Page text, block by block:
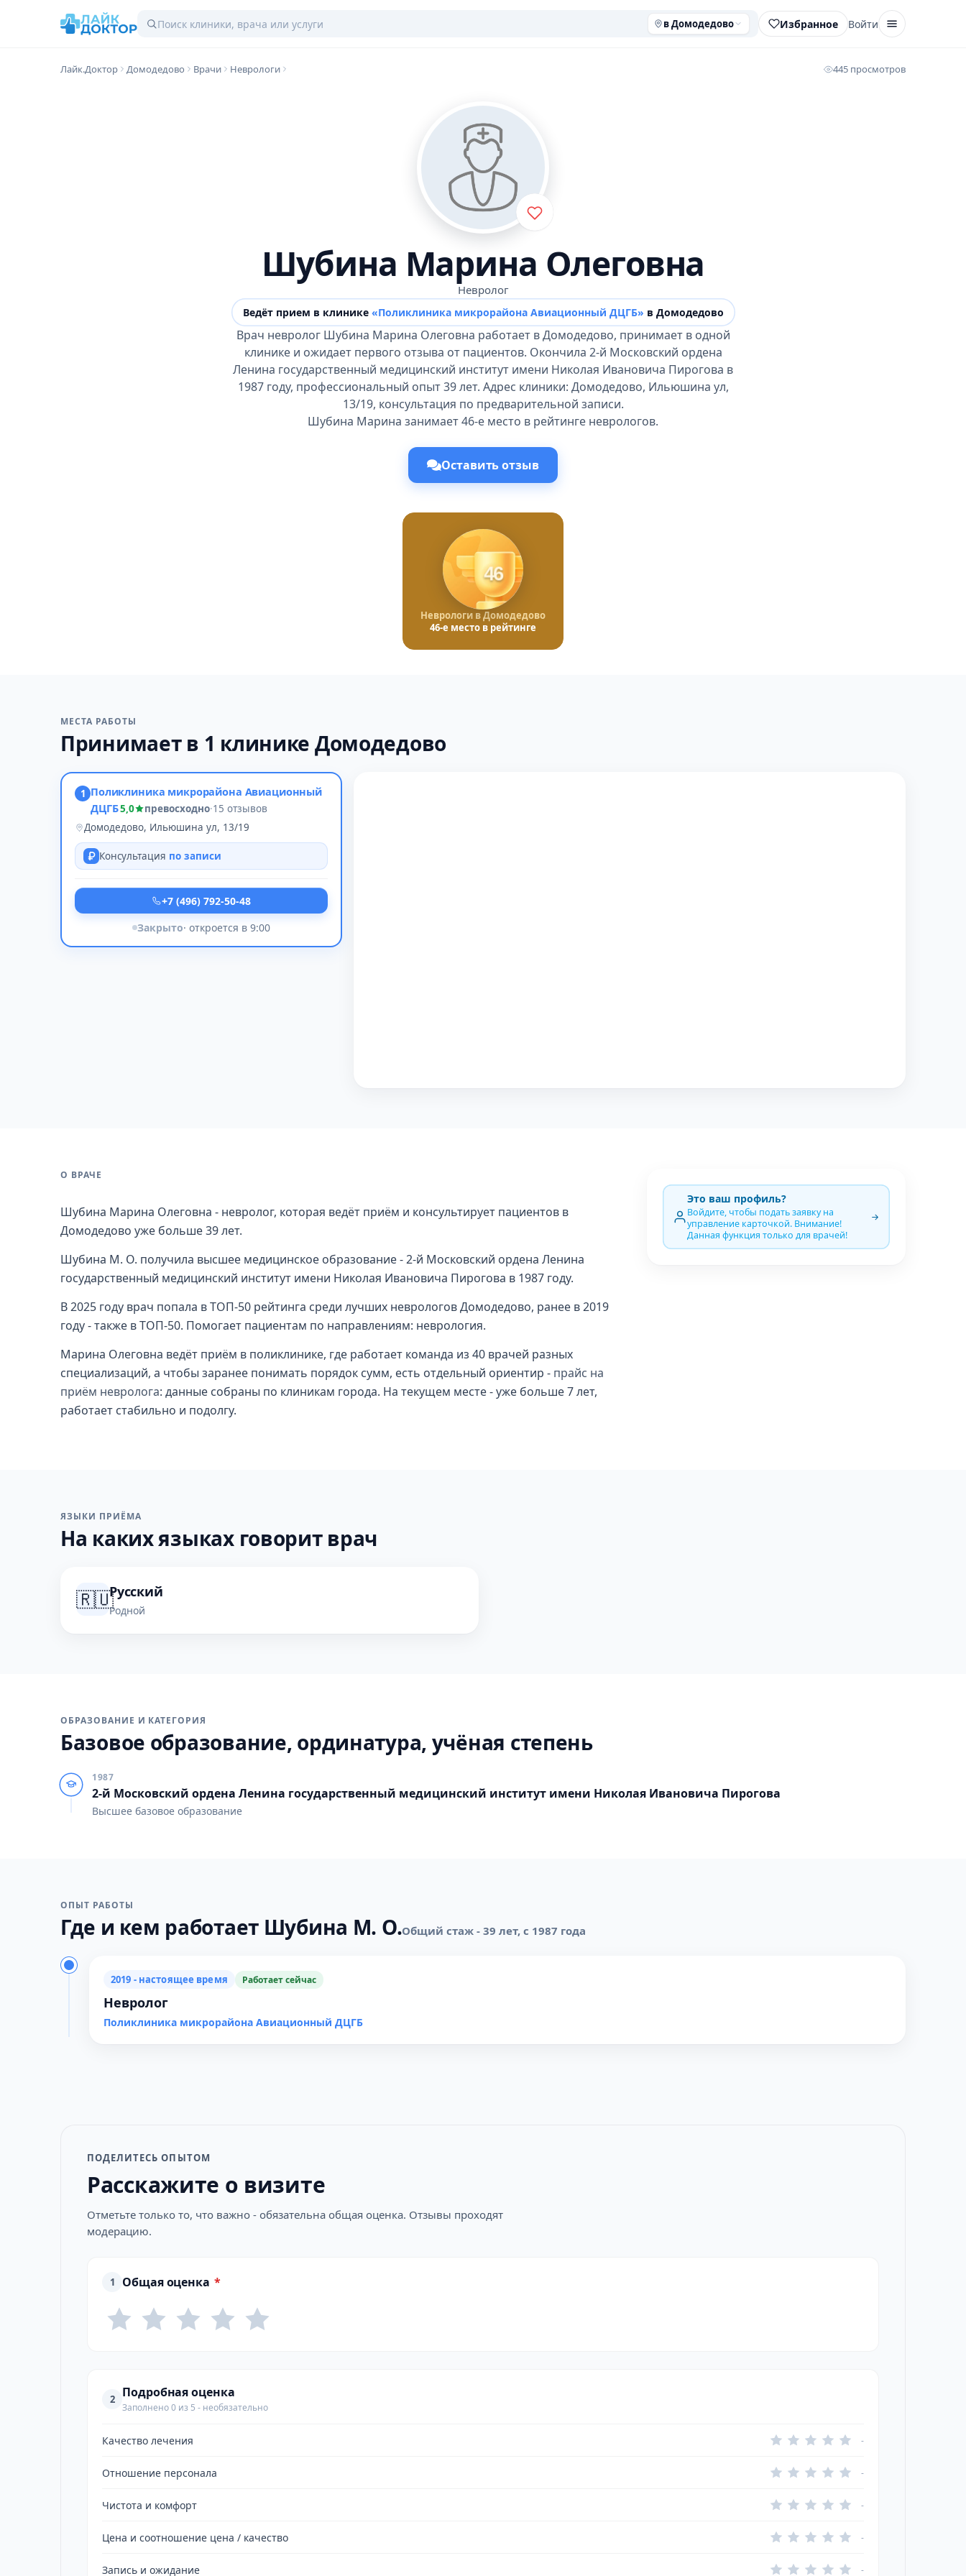
в Домодедово Избранное Войти
Лайк.Доктор Домодедово Врачи Неврологи 445 просмотров
Шубина Марина Олеговна
Невролог
Ведёт прием в клинике «Поликлиника микрорайона Авиационный ДЦГБ» в Домодедово
Врач невролог Шубина Марина Олеговна работает в Домодедово, принимает в одной
клинике и ожидает первого отзыва от пациентов. Окончила 2-й Московский ордена
Ленина государственный медицинский институт имени Николая Ивановича Пирогова в
1987 году, профессиональный опыт 39 лет. Адрес клиники: Домодедово, Ильюшина ул,
13/19, консультация по предварительной записи.
Шубина Марина занимает 46-е место в рейтинге неврологов.
Оставить отзыв
46
Неврологи в Домодедово
46-е место в рейтинге
МЕСТА РАБОТЫ
Принимает в 1 клинике Домодедово
1 Поликлиника микрорайона Авиационный
ДЦГБ5,0 превосходно·15 отзывов
Домодедово, Ильюшина ул, 13/19
Консультация по записи
+7 (496) 792-50-48
Закрыто· откроется в 9:00
О ВРАЧЕ
Шубина Марина Олеговна - невролог, которая ведёт приём и консультирует пациентов в
Домодедово уже больше 39 лет.
Шубина М. О. получила высшее медицинское образование - 2-й Московский ордена Ленина
государственный медицинский институт имени Николая Ивановича Пирогова в 1987 году.
В 2025 году врач попала в ТОП-50 рейтинга среди лучших неврологов Домодедово, ранее в 2019
году - также в ТОП-50. Помогает пациентам по направлениям: неврология.
Марина Олеговна ведёт приём в поликлинике, где работает команда из 40 врачей разных
специализаций, а чтобы заранее понимать порядок сумм, есть отдельный ориентир - прайс на
приём невролога: данные собраны по клиникам города. На текущем месте - уже больше 7 лет,
работает стабильно и подолгу.
Это ваш профиль?
Войдите, чтобы подать заявку на
управление карточкой. Внимание!
Данная функция только для врачей!
ЯЗЫКИ ПРИЁМА
На каких языках говорит врач
🇷🇺Русский
Родной
ОБРАЗОВАНИЕ И КАТЕГОРИЯ
Базовое образование, ординатура, учёная степень
1987
2-й Московский ордена Ленина государственный медицинский институт имени Николая Ивановича Пирогова
Высшее базовое образование
ОПЫТ РАБОТЫ
Где и кем работает Шубина М. О.Общий стаж - 39 лет, с 1987 года
2019 - настоящее время Работает сейчас
Невролог
Поликлиника микрорайона Авиационный ДЦГБ
ПОДЕЛИТЕСЬ ОПЫТОМ
Расскажите о визите
Отметьте только то, что важно - обязательна общая оценка. Отзывы проходят
модерацию.
1 Общая оценка *
2 Подробная оценка
Заполнено 0 из 5 - необязательно
Качество лечения -
Отношение персонала -
Чистота и комфорт -
Цена и соотношение цена / качество -
Запись и ожидание -